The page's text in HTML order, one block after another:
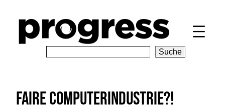
Inhalt
springen
c
h
Suche
Faire Computerindustrie?!